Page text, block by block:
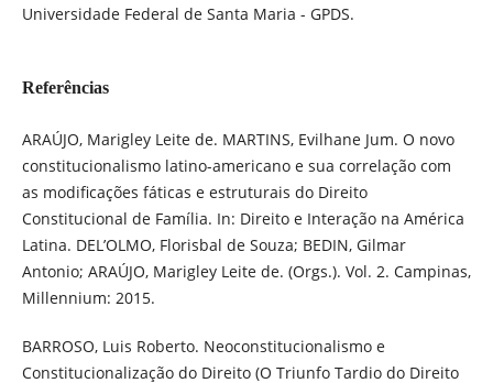
Universidade Federal de Santa Maria - GPDS.
Referências
ARAÚJO, Marigley Leite de. MARTINS, Evilhane Jum. O novo
constitucionalismo latino-americano e sua correlação com
as modificações fáticas e estruturais do Direito
Constitucional de Família. In: Direito e Interação na América
Latina. DEL’OLMO, Florisbal de Souza; BEDIN, Gilmar
Antonio; ARAÚJO, Marigley Leite de. (Orgs.). Vol. 2. Campinas,
Millennium: 2015.
BARROSO, Luis Roberto. Neoconstitucionalismo e
Constitucionalização do Direito (O Triunfo Tardio do Direito